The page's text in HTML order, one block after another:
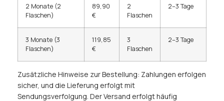
2 Monate (2
Flaschen)
89,90
€
2
Flaschen
2–3 Tage
3 Monate (3
Flaschen)
119,85
€
3
Flaschen
2–3 Tage
Zusätzliche Hinweise zur Bestellung: Zahlungen erfolgen
sicher, und die Lieferung erfolgt mit
Sendungsverfolgung. Der Versand erfolgt häufig